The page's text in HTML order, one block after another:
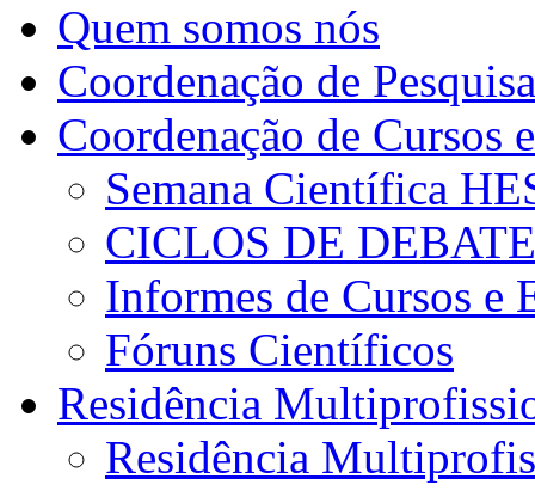
Quem somos nós
Coordenação de Pesquisa
Coordenação de Cursos
Semana Científica
CICLOS DE
Informes de Cursos e
Fóruns Científicos
Residência
Residência